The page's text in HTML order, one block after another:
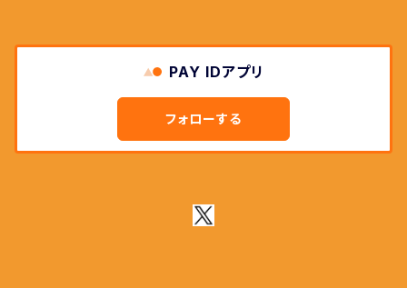
PAY IDアプリ
フォローする